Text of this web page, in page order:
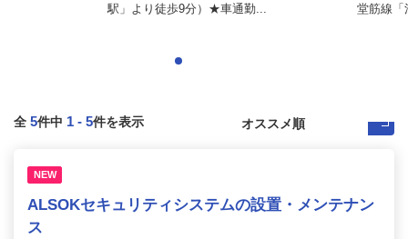
駅」より徒歩9分）★車通勤...
堂筋線「
全 5件中 1 - 5件を表示
NEW
ALSOKセキュリティシステムの設置・メンテナン
ス